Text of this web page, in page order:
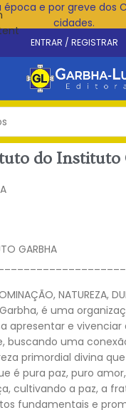
e por greve dos
cidades.
ENTRAR / REGISTRAR
do Instituto
GARBHA
NATUREZA,
é uma
apresentar e
buscando uma
primordial divina
é pura paz, puro
cultivando a paz, a
fundamentais e